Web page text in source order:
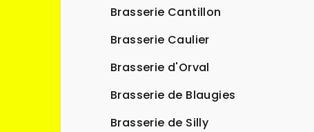
Brasserie Cantillon
Brasserie Caulier
Brasserie d'Orval
Brasserie de Blaugies
Brasserie de Silly